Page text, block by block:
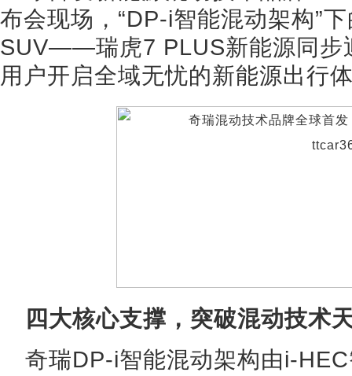
布会现场，“DP-i智能混动架构”
SUV——瑞虎7 PLUS新能源同步
用户开启全域无忧的新能源出行
四大核心支撑，突破混动技术
奇瑞DP-i智能混动架构由i-